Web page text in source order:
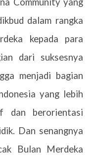
dalam rangka
kepada para
dari suksesnya
menjadi bagian
yang lebih
dan berorientasi
Dan senangnya
Bulan Merdeka